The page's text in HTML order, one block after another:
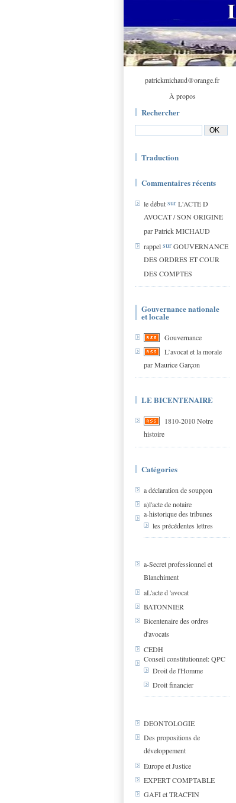
patrickmichaud@orange.fr
À propos
Rechercher
Traduction
Commentaires récents
le débutsurL'ACTE D
AVOCAT / SON ORIGINE
par Patrick MICHAUD
rappelsurGOUVERNANCE
DES ORDRES ET COUR
DES COMPTES
Gouvernance nationale
et locale
Gouvernance
L’avocat et la morale
par Maurice Garçon
LE BICENTENAIRE
1810-2010 Notre
histoire
Catégories
a déclaration de soupçon
a)l'acte de notaire
a-historique des tribunes
les précédentes lettres
a-Secret professionnel et
Blanchiment
aL'acte d 'avocat
BATONNIER
Bicentenaire des ordres
d'avocats
CEDH
Conseil constitutionnel: QPC
Droit de l'Homme
Droit financier
DEONTOLOGIE
Des propositions de
développement
Europe et Justice
EXPERT COMPTABLE
GAFI et TRACFIN